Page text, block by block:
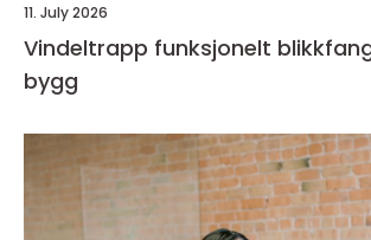
11. July 2026
Vindeltrapp funksjonelt blikkfang i moderne
bygg